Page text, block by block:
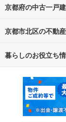
京都府の中古一戸
路線・駅から探
通勤・通学時間か
京都市北区の不動
不動産・住宅
新築マンション
新築一戸建て
暮らしのお役立ち
マンションカタ